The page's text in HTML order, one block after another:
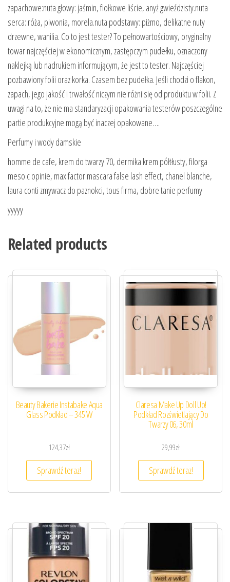
zapachowe:nuta głowy: jaśmin, fiołkowe liście, anyż gwieździsty.nuta
serca: róża, piwonia, morela.nuta podstawy: piżmo, delikatne nuty
drzewne, wanilia. Co to jest tester? To pełnowartościowy, oryginalny
towar najczęściej w ekonomicznym, zastępczym pudełku, oznaczony
naklejką lub nadrukiem informującym, że jest to tester. Najczęściej
pozbawiony folii oraz korka. Czasem bez pudełka. Jeśli chodzi o flakon,
zapach, jego jakość i trwałość niczym nie różni się od produktu w folii. Z
uwagi na to, że nie ma standaryzacji opakowania testerów poszczególne
partie produkcyjne mogą być inaczej opakowane….
Perfumy i wody damskie
homme de cafe, krem do twarzy 70, dermika krem półtłusty, filorga
meso c opinie, max factor mascara false lash effect, chanel blanche,
laura conti zmywacz do paznokci, tous firma, dobre tanie perfumy
yyyyy
Related products
Beauty Bakerie Instabake Aqua
Glass Podkład – 345 W
124,37zł
Sprawdź teraz!
Claresa Make Up Doll Up!
Podkład Rozświetlający Do
Twarzy 06, 30ml
29,99zł
Sprawdź teraz!